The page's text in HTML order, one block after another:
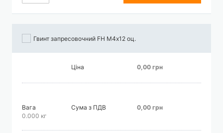
Гвинт запресовочний FH М4х12 оц.
Ціна 0,00 грн
Вага
0.000 кг
Сума з ПДВ 0,00 грн